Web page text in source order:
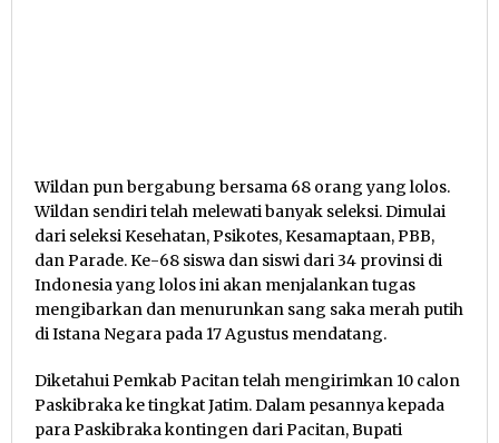
Wildan pun bergabung bersama 68 orang yang lolos.
Wildan sendiri telah melewati banyak seleksi. Dimulai
dari seleksi Kesehatan, Psikotes, Kesamaptaan, PBB,
dan Parade. Ke-68 siswa dan siswi dari 34 provinsi di
Indonesia yang lolos ini akan menjalankan tugas
mengibarkan dan menurunkan sang saka merah putih
di Istana Negara pada 17 Agustus mendatang.
Diketahui Pemkab Pacitan telah mengirimkan 10 calon
Paskibraka ke tingkat Jatim. Dalam pesannya kepada
para Paskibraka kontingen dari Pacitan, Bupati